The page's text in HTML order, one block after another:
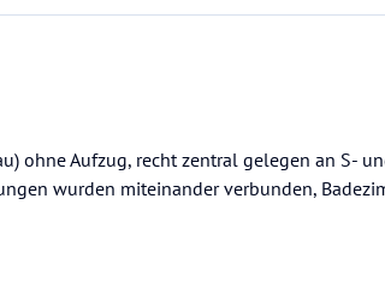
ohne Aufzug, recht zentral gelegen an S-
wurden miteinander verbunden,